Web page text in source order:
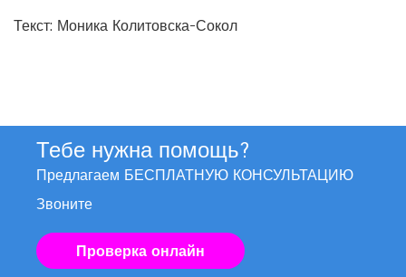
Текст: Моника Колитовска-Сокол
Тебе нужна помощь?
Предлагаем БЕСПЛАТНУЮ КОНСУЛЬТАЦИЮ
Звоните
Проверка онлайн